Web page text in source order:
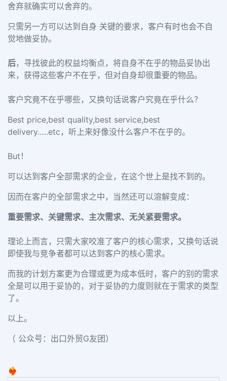
舍弃就确实可以舍弃的。
只需另一方可以达到自身 关键的要求，客户有时也会不自
觉地做妥协。
后，寻找彼此的权益均衡点，将自身不在乎的物品妥协出
来，获得这些客户不在乎，但对自身却很重要的物品。
客户究竟不在乎哪些，又换句话说客户究竟在乎什么？
Best price,best quality,best service,best
delivery…..etc，听上来好像没什么客户不在乎的。
But！
可以达到客户全部需求的企业，在这个世上是找不到的。
因而在客户的全部需求之中，当然还可以溶解变成：
重要需求、关键需求、主次需求、无关紧要需求。
理论上而言，只需大家咬准了客户的核心需求，又换句话说
即使我与竞争者都可以达到客户的核心需求。
而我的计划方案更为合理或更为成本低时，客户的别的需求
全是可以用于妥协的，对于妥协的力度则就在于需求的类型
了。
以上。
（ 公众号：出口外贸G友团）
❤️‍🔥